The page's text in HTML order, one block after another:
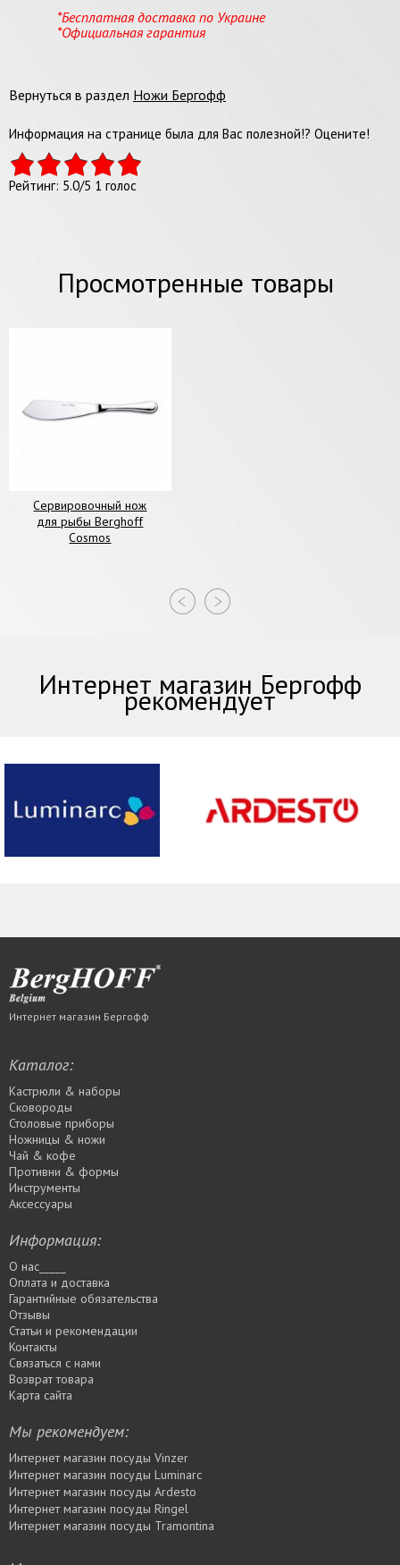
*Бесплатная доставка по Украине
*Официальная гарантия
Вернуться в раздел Ножи Бергофф
Информация на странице была для Вас полезной!? Оцените!
Рейтинг: 5.0/5 1 голос
Просмотренные товары
Сервировочный нож
для рыбы Berghoff
Cosmos
Интернет магазин Бергофф
рекомендует
Интернет магазин Бергофф
Каталог:
Кастрюли & наборы
Сковороды
Столовые приборы
Ножницы & ножи
Чай & кофе
Противни & формы
Инструменты
Аксессуары
Информация:
О нас_____
Оплата и доставка
Гарантийные обязательства
Отзывы
Статьи и рекомендации
Контакты
Связаться с нами
Возврат товара
Карта сайта
Мы рекомендуем:
Интернет магазин посуды Vinzer
Интернет магазин посуды Luminarc
Интернет магазин посуды Ardesto
Интернет магазин посуды Rіngel
Интернет магазин посуды Tramontina